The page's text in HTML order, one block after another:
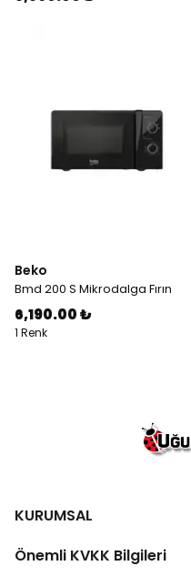
Beko
Bmd 200 S Mikrodalga Fırın
6,190.00 ₺
1 Renk
KURUMSAL
Önemli KVKK Bilgileri